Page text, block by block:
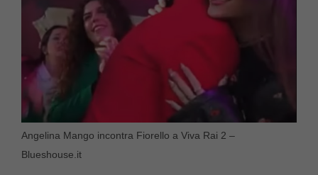
Angelina Mango incontra Fiorello a Viva Rai 2 –
Blueshouse.it